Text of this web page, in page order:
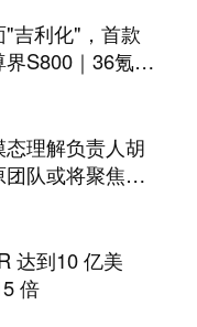
吉利化"，首款
S800｜36氪独
理解负责人胡
队或将聚焦世
达到10 亿美
倍